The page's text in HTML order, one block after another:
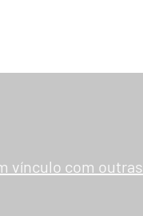
vínculo com outras